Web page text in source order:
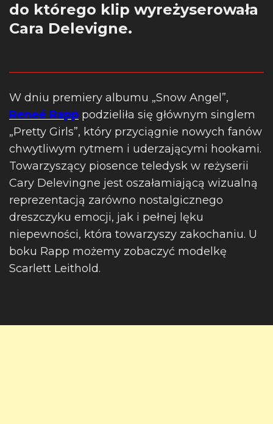
do którego klip wyreżyserowała
Cara Delevigne.
W dniu premiery albumu „Snow Angel”,
Reneé Rapp podzieliła się głównym singlem
„Pretty Girls”, który przyciągnie nowych fanów
chwytliwym rytmem i uderzającymi hookami.
Towarzyszący piosence teledysk w reżyserii
Cary Delevingne jest oszałamiającą wizualną
reprezentacją zarówno nostalgicznego
dreszczyku emocji, jak i pełnej lęku
niepewności, która towarzyszy zakochaniu. U
boku Rapp możemy zobaczyć modelkę
Scarlett Leithold.